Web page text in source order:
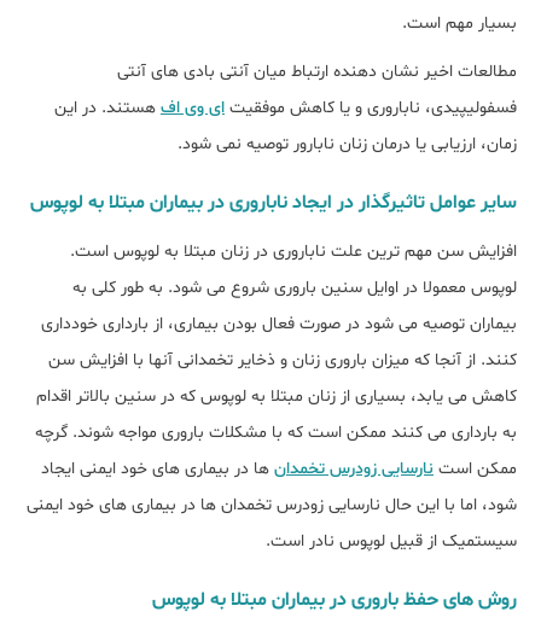
بسیار مهم است.
مطالعات اخیر نشان دهنده ارتباط میان آنتی بادی های آنتی
فسفولیپیدی، ناباروری و یا کاهش موفقیت ای وی اف هستند. در این
زمان، ارزیابی یا درمان زنان نابارور توصیه نمی شود.
سایر عوامل تاثیرگذار در ایجاد ناباروری در بیماران مبتلا به لوپوس
افزایش سن مهم ترین علت ناباروری در زنان مبتلا به لوپوس است.
لوپوس معمولا در اوایل سنین باروری شروع می شود. به طور کلی به
بیماران توصیه می شود در صورت فعال بودن بیماری، از بارداری خودداری
کنند. از آنجا که میزان باروری زنان و ذخایر تخمدانی آنها با افزایش سن
کاهش می یابد، بسیاری از زنان مبتلا به لوپوس که در سنین بالاتر اقدام
به بارداری می کنند ممکن است که با مشکلات باروری مواجه شوند. گرچه
ممکن است نارسایی زودرس تخمدان ها در بیماری های خود ایمنی ایجاد
شود، اما با این حال نارسایی زودرس تخمدان ها در بیماری های خود ایمنی
سیستمیک از قبیل لوپوس نادر است.
روش های حفظ باروری در بیماران مبتلا به لوپوس